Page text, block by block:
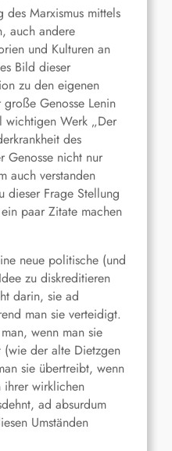
Marxismus mittels
auch andere
und Kulturen an
Bild dieser
zu den eigenen
Genosse Lenin
wichtigen Werk „Der
des
Genosse nicht nur
auch verstanden
dieser Frage Stellung
paar Zitate machen
neue politische (und
zu diskreditieren
darin, sie ad
man sie verteidigt.
wenn man sie
(wie der alte Dietzgen
sie übertreibt, wenn
ihrer wirklichen
ad absurdum
Umständen